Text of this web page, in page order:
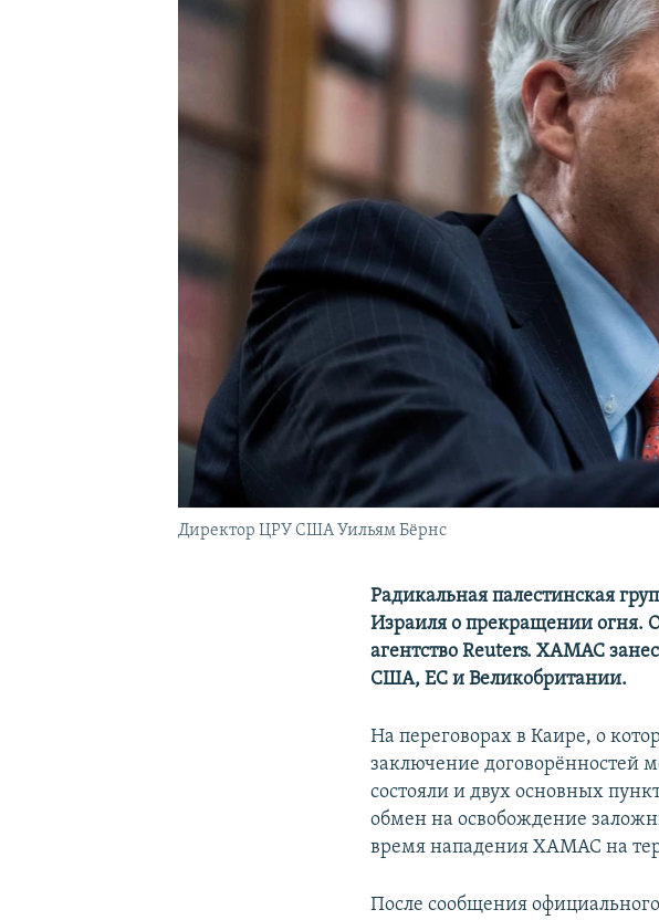
Директор ЦРУ США Уильям Бёрнс
Радикальная палестинская
Израиля о прекращении огня.
агентство Reuters. ХАМАС
США, ЕС и Великобритании.
На переговорах в Каире, о
заключение
состояли и двух основных
обмен на освобождение
время нападения ХАМАС на
После сообщения